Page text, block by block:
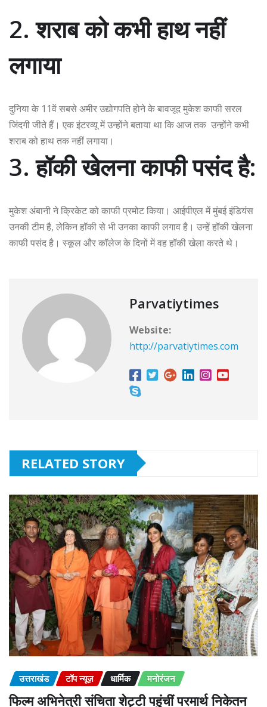
2. शराब को कभी हाथ नहीं
लगाया
दुनिया के 11वें सबसे अमीर उद्योगपति होने के बावजूद मुकेश काफी सरल
जिंदगी जीते हैं। एक इंटरव्यू में उन्होंने बताया था कि आज तक उन्होंने कभी
शराब को हाथ तक नहीं लगाया।
3. हॉकी खेलना काफी पसंद है:
मुकेश अंबानी ने क्रिकेट को काफी प्रमोट किया। आईपीएल में मुंबई इंडियंस
उनकी टीम है, लेकिन हॉकी से भी उनका काफी लगाव है। उन्हें हॉकी खेलना
काफी पसंद है। स्कूल और कॉलेज के दिनों में वह हॉकी खेला करते थे।
Parvatiytimes
Website:
http://parvatiytimes.com
RELATED STORY
उत्तराखंड टॉप न्यूज़ धार्मिक मनोरंजन
फिल्म अभिनेत्री संचिता शेट्टी पहुंचीं परमार्थ निकेतन